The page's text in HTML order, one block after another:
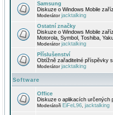
Samsung
Diskuze o Windows Mobile
Moderátorjacktalking
Ostatní značky
Diskuze o Windows Mobile
Motorola, Symbol, Toshiba,
Moderátorjacktalking
Příslušenství
Obtížně zařaditelné příspěvky
Moderátorjacktalking
Software
Office
Diskuze o aplikacích určených
Moderátoři EiFeL96 jacktalking